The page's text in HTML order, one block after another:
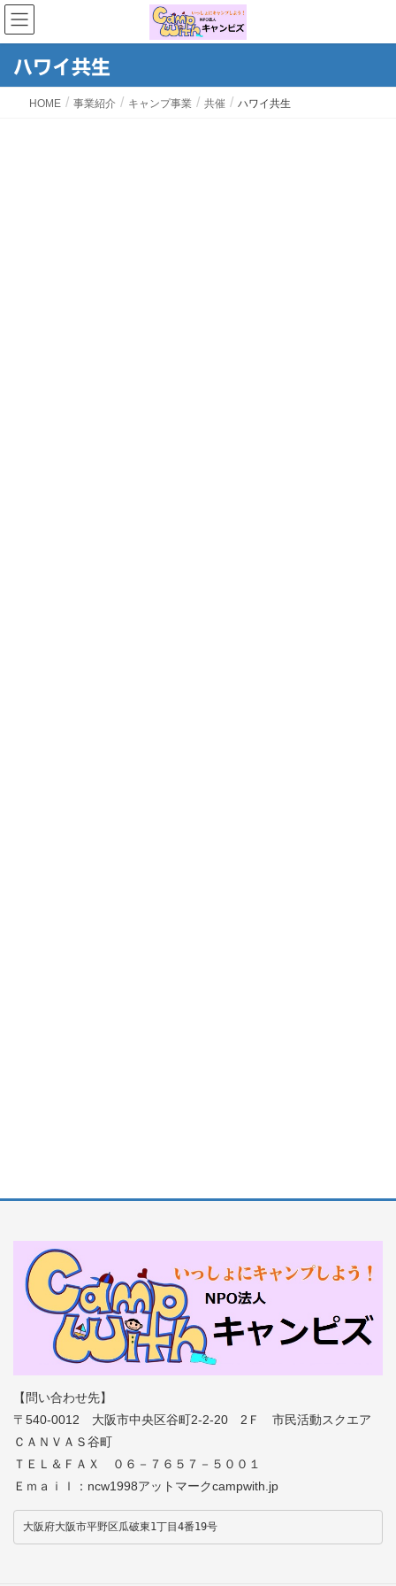
ハワイ共生
HOME 事業紹介 キャンプ事業 共催 ハワイ共生
【問い合わせ先】
〒540-0012 大阪市中央区谷町2-2-20 2Ｆ 市民活動スクエア
ＣＡＮＶＡＳ谷町
ＴＥＬ＆ＦＡＸ ０６－７６５７－５００１
Ｅｍａｉｌ：ncw1998アットマークcampwith.jp
大阪府大阪市平野区瓜破東1丁目4番19号